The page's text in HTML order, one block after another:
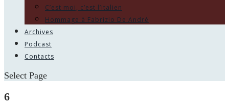
C’est moi, c’est l’italien
Hommage à Fabrizio De André
Archives
Podcast
Contacts
Select Page
6